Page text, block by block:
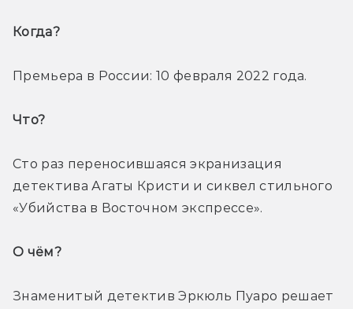
Когда?
Премьера в России: 10 февраля 2022 года.
Что?
Сто раз переносившаяся экранизация
детектива Агаты Кристи и сиквел стильного
«Убийства в Восточном экспрессе».
О чём?
Знаменитый детектив Эркюль Пуаро решает